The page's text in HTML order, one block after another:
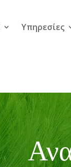
Υπηρεσίες